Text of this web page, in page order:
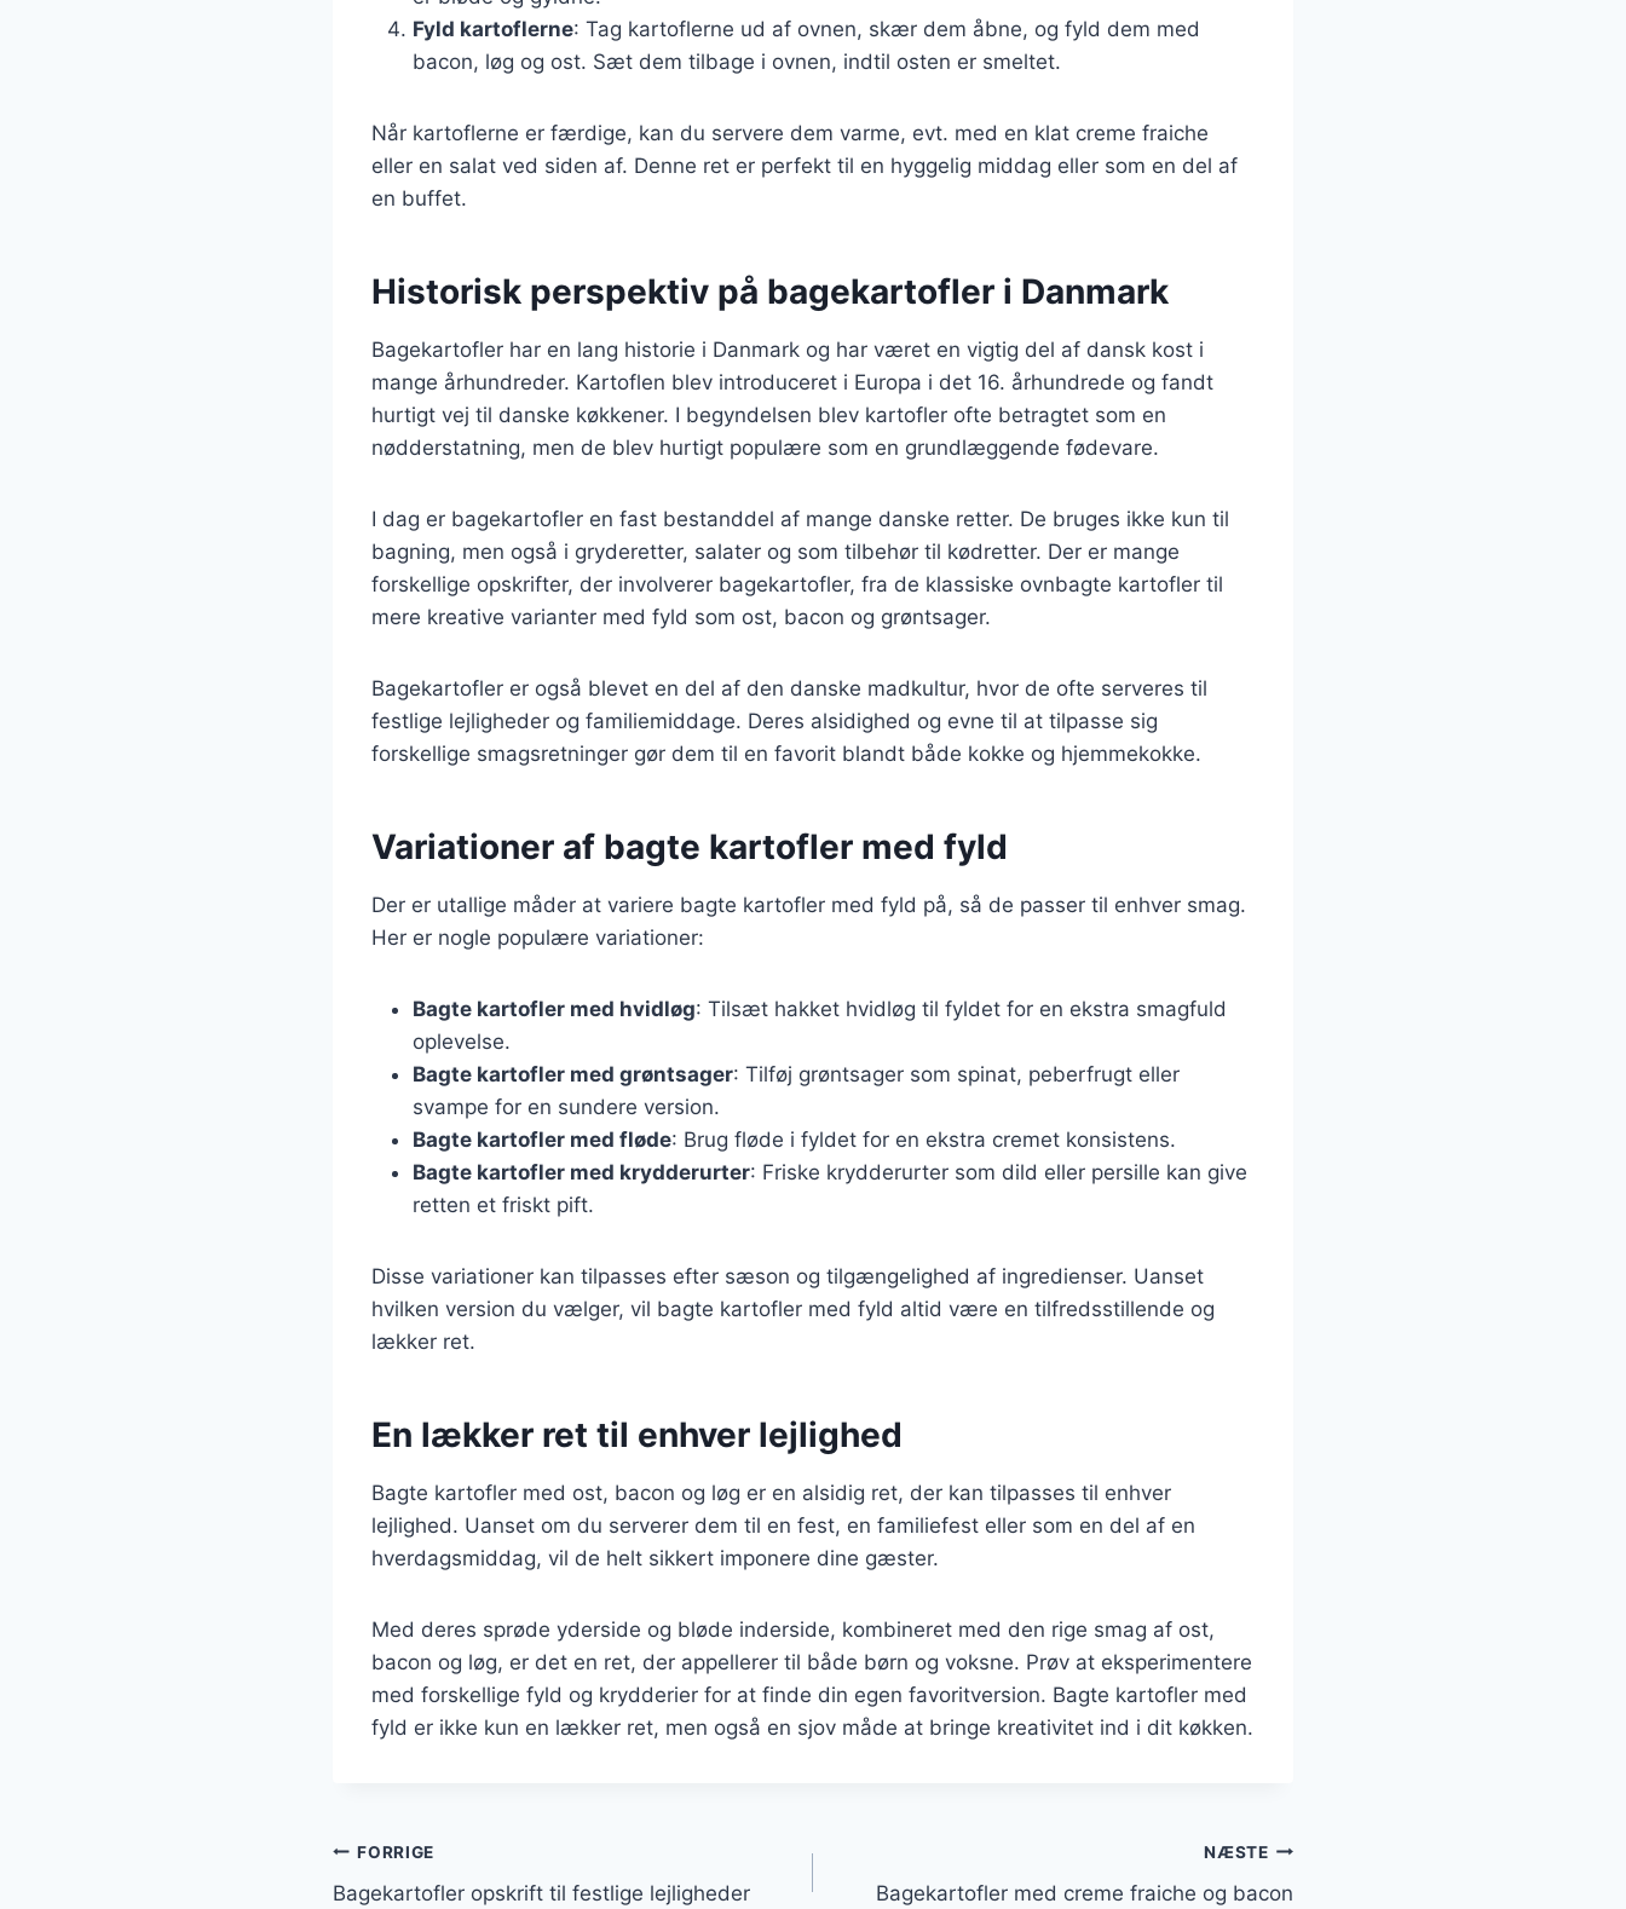
Fyld kartoflerne: Tag kartoflerne ud af ovnen, skær dem åbne, og fyld dem med
bacon, løg og ost. Sæt dem tilbage i ovnen, indtil osten er smeltet.
Når kartoflerne er færdige, kan du servere dem varme, evt. med en klat creme fraiche
eller en salat ved siden af. Denne ret er perfekt til en hyggelig middag eller som en del af
en buffet.
Historisk perspektiv på bagekartofler i Danmark
Bagekartofler har en lang historie i Danmark og har været en vigtig del af dansk kost i
mange århundreder. Kartoflen blev introduceret i Europa i det 16. århundrede og fandt
hurtigt vej til danske køkkener. I begyndelsen blev kartofler ofte betragtet som en
nødderstatning, men de blev hurtigt populære som en grundlæggende fødevare.
I dag er bagekartofler en fast bestanddel af mange danske retter. De bruges ikke kun til
bagning, men også i gryderetter, salater og som tilbehør til kødretter. Der er mange
forskellige opskrifter, der involverer bagekartofler, fra de klassiske ovnbagte kartofler til
mere kreative varianter med fyld som ost, bacon og grøntsager.
Bagekartofler er også blevet en del af den danske madkultur, hvor de ofte serveres til
festlige lejligheder og familiemiddage. Deres alsidighed og evne til at tilpasse sig
forskellige smagsretninger gør dem til en favorit blandt både kokke og hjemmekokke.
Variationer af bagte kartofler med fyld
Der er utallige måder at variere bagte kartofler med fyld på, så de passer til enhver smag.
Her er nogle populære variationer:
Bagte kartofler med hvidløg: Tilsæt hakket hvidløg til fyldet for en ekstra smagfuld
oplevelse.
Bagte kartofler med grøntsager: Tilføj grøntsager som spinat, peberfrugt eller
svampe for en sundere version.
Bagte kartofler med fløde: Brug fløde i fyldet for en ekstra cremet konsistens.
Bagte kartofler med krydderurter: Friske krydderurter som dild eller persille kan give
retten et friskt pift.
Disse variationer kan tilpasses efter sæson og tilgængelighed af ingredienser. Uanset
hvilken version du vælger, vil bagte kartofler med fyld altid være en tilfredsstillende og
lækker ret.
En lækker ret til enhver lejlighed
Bagte kartofler med ost, bacon og løg er en alsidig ret, der kan tilpasses til enhver
lejlighed. Uanset om du serverer dem til en fest, en familiefest eller som en del af en
hverdagsmiddag, vil de helt sikkert imponere dine gæster.
Med deres sprøde yderside og bløde inderside, kombineret med den rige smag af ost,
bacon og løg, er det en ret, der appellerer til både børn og voksne. Prøv at eksperimentere
med forskellige fyld og krydderier for at finde din egen favoritversion. Bagte kartofler med
fyld er ikke kun en lækker ret, men også en sjov måde at bringe kreativitet ind i dit køkken.
Indlægsnavigation
FORRIGE
Bagekartofler opskrift til festlige lejligheder
NÆSTE
Bagekartofler med creme fraiche og bacon